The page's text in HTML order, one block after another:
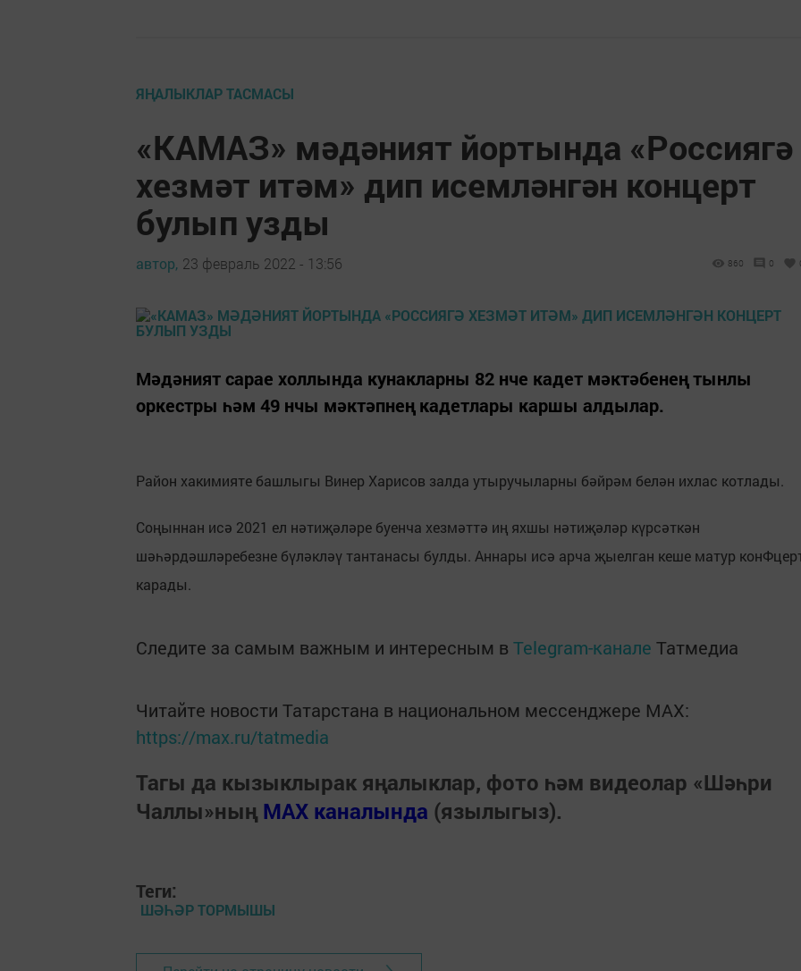
ЯҢАЛЫКЛАР ТАСМАСЫ
«КАМАЗ» мәдәният йортында «Россиягә
хезмәт итәм» дип исемләнгән концерт
булып узды
автор, 23 февраль 2022 - 13:56 860 0
Мәдәният сарае холлында кунакларны 82 нче кадет мәктәбенең тынлы
оркестры һәм 49 нчы мәктәпнең кадетлары каршы алдылар.
Район хакимияте башлыгы Винер Харисов залда утыручыларны бәйрәм белән ихлас котлады.
Соңыннан исә 2021 ел нәтиҗәләре буенча хезмәттә иң яхшы нәтиҗәләр күрсәткән
шәһәрдәшләребезне бүләкләү тантанасы булды. Аннары исә арча җыелган кеше матур
карады.
Следите за самым важным и интересным в Telegram-канале Татмедиа
Читайте новости Татарстана в национальном мессенджере MАХ:
https://max.ru/tatmedia
Тагы да кызыклырак яңалыклар, фото һәм видеолар «Шәһри
Чаллы»ның MAX каналында (язылыгыз).
Теги:
ШӘҺӘР ТОРМЫШЫ